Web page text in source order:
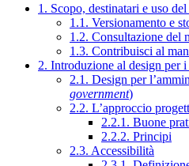
1. Scopo, destinatari e uso
1.1. Versionamento e
1.2. Consultazione del
1.3. Contribuisci al
2. Introduzione al design per
2.1. Design per
government)
2.2. L’approccio
2.2.1. Buone
2.2.2. Principi
2.3. Accessibilità